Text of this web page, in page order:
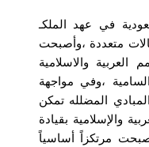
في عهد الملكـ
متعددة ،وأصبحت
العربية والاسلامية
السامية ،وفي مواجهة
المضلله تمكن
والإسلامية بقيادة
مرتكزاً أساسياً